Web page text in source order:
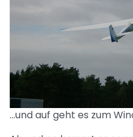
...und auf geht es zum